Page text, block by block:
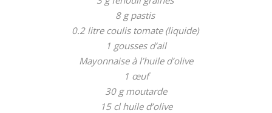
8 g pastis
0.2 litre coulis tomate (liquide)
1 gousses d’ail
Mayonnaise à l’huile d’olive
1 œuf
30 g moutarde
15 cl huile d’olive